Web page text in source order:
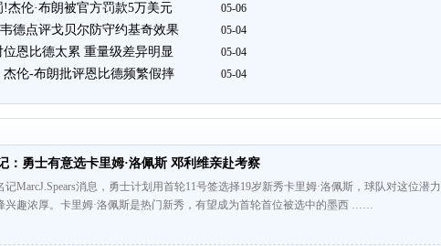
杰伦·布朗被官方罚款5万美元 05-06
德点评戈贝尔防守约基奇效果 05-04
恩比德太累 重量级差异明显 05-04
伦-布朗批评恩比德频繁假摔 05-04
：勇士有意选卡里姆·洛佩斯 邓利维亲赴考察
记MarcJ.Spears消息，勇士计划用首轮11号签选择19岁新秀卡里姆·洛佩斯，球队对这位潜力
兴趣浓厚。卡里姆·洛佩斯是热门新秀，有望成为首轮首位被选中的墨西 ……